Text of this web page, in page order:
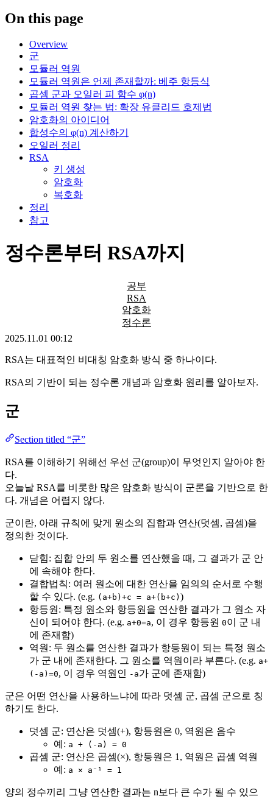
On this page
Overview
군
모듈러 역원
모듈러 역원은 언제 존재할까: 베주 항등식
곱셈 군과 오일러 피 함수 φ(n)
모듈러 역원 찾는 법: 확장 유클리드 호제법
암호화의 아이디어
합성수의 φ(n) 계산하기
오일러 정리
RSA
키 생성
암호화
복호화
정리
참고
정수론부터 RSA까지
공부
RSA
암호화
정수론
2025.11.01 00:12
RSA는 대표적인 비대칭 암호화 방식 중 하나이다.
RSA의 기반이 되는 정수론 개념과 암호화 원리를 알아보자.
군
Section titled “군”
RSA를 이해하기 위해선 우선 군(group)이 무엇인지 알아야 한
다.
오늘날 RSA를 비롯한 많은 암호화 방식이 군론을 기반으로 한
다. 개념은 어렵지 않다.
군이란, 아래 규칙에 맞게 원소의 집합과 연산(덧셈, 곱셈)을
정의한 것이다.
닫힘: 집합 안의 두 원소를 연산했을 때, 그 결과가 군 안
에 속해야 한다.
결합법칙: 여러 원소에 대한 연산을 임의의 순서로 수행
할 수 있다. (e.g. (a+b)+c = a+(b+c) )
항등원: 특정 원소와 항등원을 연산한 결과가 그 원소 자
신이 되어야 한다. (e.g. a+0=a, 이 경우 항등원 0이 군 내
에 존재함)
역원: 두 원소를 연산한 결과가 항등원이 되는 특정 원소
가 군 내에 존재한다. 그 원소를 역원이라 부른다. (e.g. a+
(-a)=0, 이 경우 역원인 -a가 군에 존재함)
군은 어떤 연산을 사용하느냐에 따라 덧셈 군, 곱셈 군으로 칭
하기도 한다.
덧셈 군: 연산은 덧셈(+), 항등원은 0, 역원은 음수
예: a + (-a) = 0
곱셈 군: 연산은 곱셈(×), 항등원은 1, 역원은 곱셈 역원
예: a × a⁻¹ = 1
양의 정수끼리 그냥 연산한 결과는 n보다 큰 수가 될 수 있으